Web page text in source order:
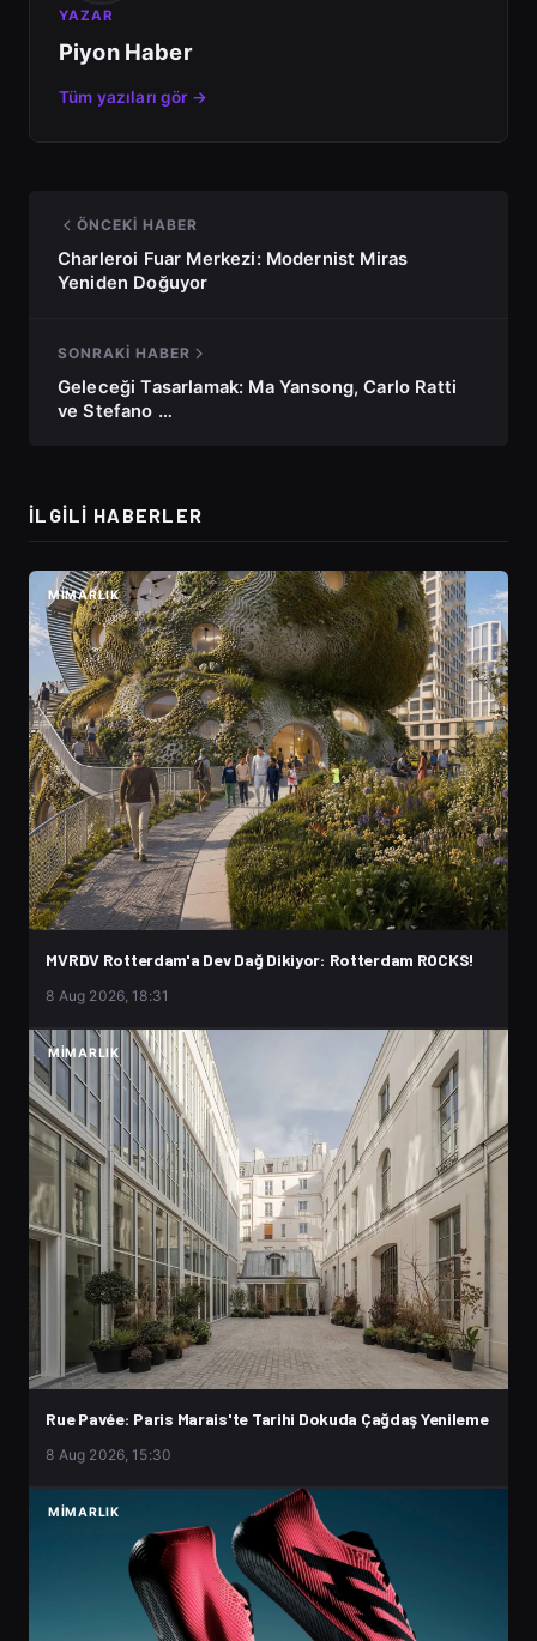
YAZAR
Piyon Haber
Tüm yazıları gör →
ÖNCEKI HABER
Charleroi Fuar Merkezi: Modernist Miras
Yeniden Doğuyor
SONRAKI HABER
Geleceği Tasarlamak: Ma Yansong, Carlo Ratti
ve Stefano …
İLGILI HABERLER
MIMARLIK
MVRDV Rotterdam'a Dev Dağ Dikiyor: Rotterdam ROCKS!
8 Aug 2026, 18:31
MIMARLIK
Rue Pavée: Paris Marais'te Tarihi Dokuda Çağdaş Yenileme
8 Aug 2026, 15:30
MIMARLIK